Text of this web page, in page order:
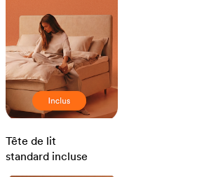
Tête de lit
standard incluse